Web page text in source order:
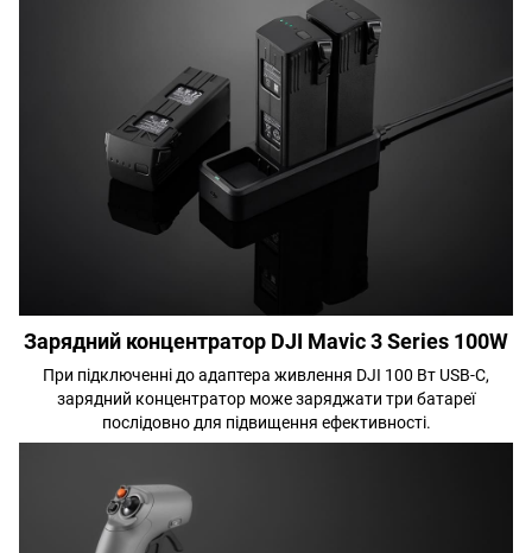
Зарядний концентратор DJI Mavic 3 Series 100W
При підключенні до адаптера живлення DJI 100 Вт USB-C,
зарядний концентратор може заряджати три батареї
послідовно для підвищення ефективності.